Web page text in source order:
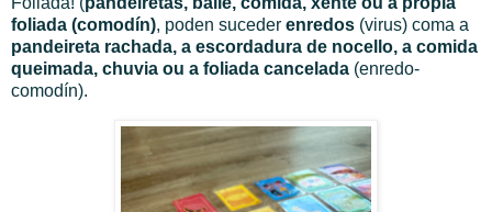
foliada (comodín), poden suceder enredos (virus) coma a
pandeireta rachada, a escordadura de nocello, a comida
queimada, chuvia ou a foliada cancelada (enredo-
comodín).